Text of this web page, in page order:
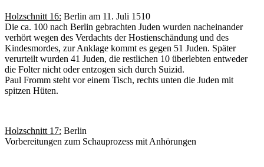
Holzschnitt 16: Berlin am 11. Juli 1510
Die ca. 100 nach Berlin gebrachten Juden wurden nacheinander
verhört wegen des Verdachts der Hostienschändung und des
Kindesmordes, zur Anklage kommt es gegen 51 Juden. Später
verurteilt wurden 41 Juden, die restlichen 10 überlebten entweder
die Folter nicht oder entzogen sich durch Suizid.
Paul Fromm steht vor einem Tisch, rechts unten die Juden mit
spitzen Hüten.
Holzschnitt 17: Berlin
Vorbereitungen zum Schauprozess mit Anhörungen